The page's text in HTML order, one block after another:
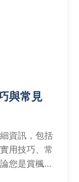
與常見
資訊，包括
用技巧、常
您是賞楓愛